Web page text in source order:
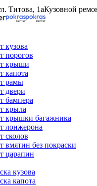
Титова, 1аКузовной
кузова
порогов
крыши
капота
рамы
двери
бампера
крыла
крышки багажника
лонжерона
сколов
вмятин без покраски
царапин
кузова
капота